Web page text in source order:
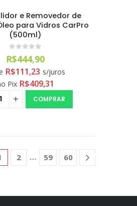
e Removedor de
para Vidros CarPro
(500ml)
0out of 5
R$444,90
R$111,23 s/juros
Pix R$409,31
COMPRAR
2 59 60